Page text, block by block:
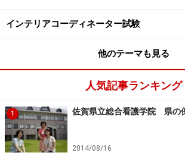
インテリアコーディネーター試験
他のテーマも見る
人気記事ランキング
1 佐賀県立総合看護学院 県の
2014/08/16